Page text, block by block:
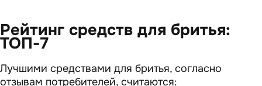
Рейтинг средств для бритья:
ТОП-7
Лучшими средствами для бритья, согласно
отзывам потребителей, считаются: